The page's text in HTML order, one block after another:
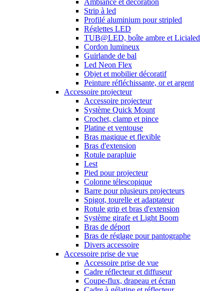
Ambiance et décoration
Strip à led
Profilé aluminium pour stripled
Réglettes LED
TUB@LED, boîte ambre et Licialed
Cordon lumineux
Guirlande de bal
Led Neon Flex
Objet et mobilier décoratif
Peinture réfléchissante, or et argent
Accessoire projecteur
Accessoire projecteur
Système Quick Mount
Crochet, clamp et pince
Platine et ventouse
Bras magique et flexible
Bras d'extension
Rotule parapluie
Lest
Pied pour projecteur
Colonne télescopique
Barre pour plusieurs projecteurs
Spigot, tourelle et adaptateur
Rotule grip et bras d'extension
Système girafe et Light Boom
Bras de déport
Bras de réglage pour pantographe
Divers accessoire
Accessoire prise de vue
Accessoire prise de vue
Cadre réflecteur et diffuseur
Coupe-flux, drapeau et écran